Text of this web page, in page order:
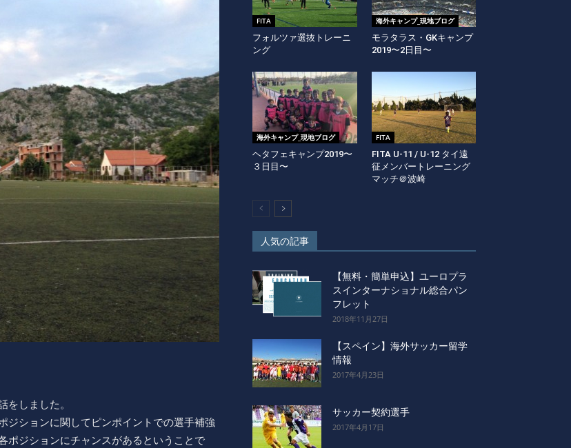
しました。
ジションに関してピンポイントでの選手補強
ポジションにチャンスがあるということで
FITA
フォルツァ選抜トレーニ
ング
海外キャンプ_現地ブログ
モラタラス・GKキャンプ
2019〜2日目〜
海外キャンプ_現地ブログ
ヘタフェキャンプ2019〜
３日目〜
FITA
FITA U-11 / U-12 タイ遠
征メンバートレーニング
マッチ＠波崎
人気の記事
【無料・簡単申込】ユーロプラ
スインターナショナル総合パン
フレット
2018年11月27日
【スペイン】海外サッカー留学
情報
2017年4月23日
サッカー契約選手
2017年4月17日